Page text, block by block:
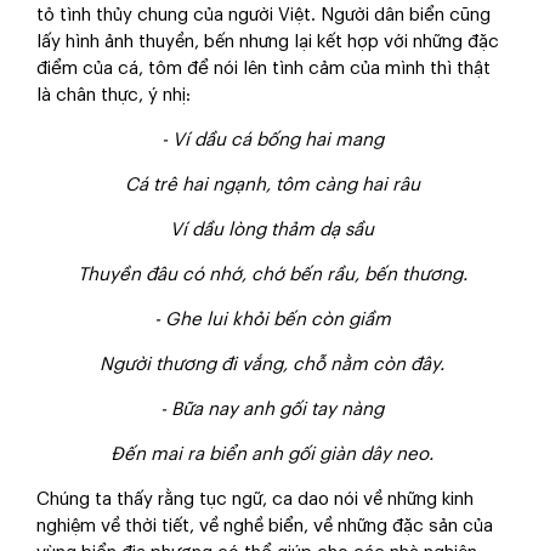
tỏ tình thủy chung của người Việt. Người dân biển cũng
lấy hình ảnh thuyền, bến nhưng lại kết hợp với những đặc
điểm của cá, tôm để nói lên tình cảm của mình thì thật
là chân thực, ý nhị:
- Ví dầu cá bống hai mang
Cá trê hai ngạnh, tôm càng hai râu
Ví dầu lòng thảm dạ sầu
Thuyền đâu có nhớ, chớ bến rầu, bến thương.
- Ghe lui khỏi bến còn giầm
Người thương đi vắng, chỗ nằm còn đây.
- Bữa nay anh gối tay nàng
Đến mai ra biển anh gối giàn dây neo.
Chúng ta thấy rằng tục ngữ, ca dao nói về những kinh
nghiệm về thời tiết, về nghề biển, về những đặc sản của